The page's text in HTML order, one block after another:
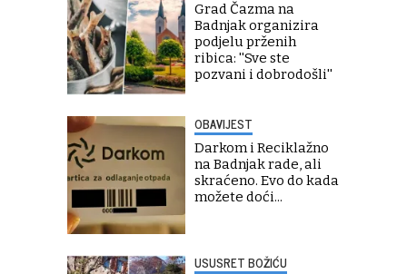
Grad Čazma na
Badnjak organizira
podjelu prženih
ribica: ''Sve ste
pozvani i dobrodošli''
OBAVIJEST
Darkom i Reciklažno
na Badnjak rade, ali
skraćeno. Evo do kada
možete doći...
USUSRET BOŽIĆU